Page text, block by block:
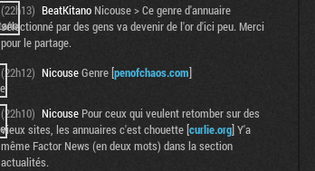
(22h13) BeatKitano Nicouse > Ce genre d'annuaire
sélectionné par des gens va devenir de l'or d'ici peu. Merci
pour le partage.
(22h12) NicouseGenre [penofchaos.com]
(22h10) Nicouse Pour ceux qui veulent retomber sur des
vieux sites, les annuaires c'est chouette [curlie.org] Y'a
même Factor News (en deux mots) dans la section
actualités.